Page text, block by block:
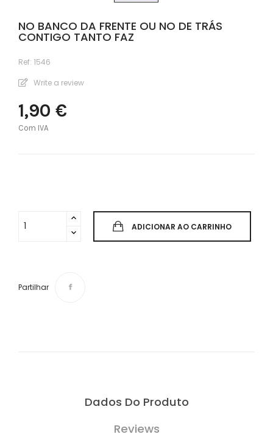
NO BANCO DA FRENTE OU NO DE TRÁS
CONTIGO TANTO FAZ
Ref: 1546
Write a review
1,90 €
Com IVA
ADICIONAR AO CARRINHO
Partilhar
Dados Do Produto
Reviews